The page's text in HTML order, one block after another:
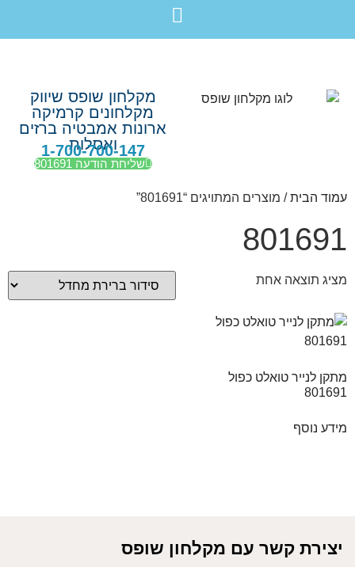
מקלחון שופס שיווק
מקלחונים קרמיקה
ארונות אמבטיה ברזים
ואסלות
1-700-700-147
שליחת הודעה 801691
עמוד הבית/ מוצרים המתויגים “801691”
801691
מציג תוצאה אחת
מתקן לנייר טואלט כפול
801691
מידע נוסף
יצירת קשר עם מקלחון שופס